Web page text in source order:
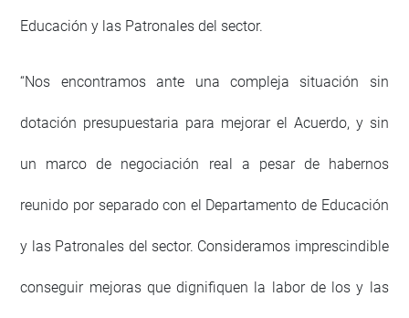
Educación y las Patronales del sector.
“Nos encontramos ante una compleja situación sin
dotación presupuestaria para mejorar el Acuerdo, y sin
un marco de negociación real a pesar de habernos
reunido por separado con el Departamento de Educación
y las Patronales del sector. Consideramos imprescindible
conseguir mejoras que dignifiquen la labor de los y las